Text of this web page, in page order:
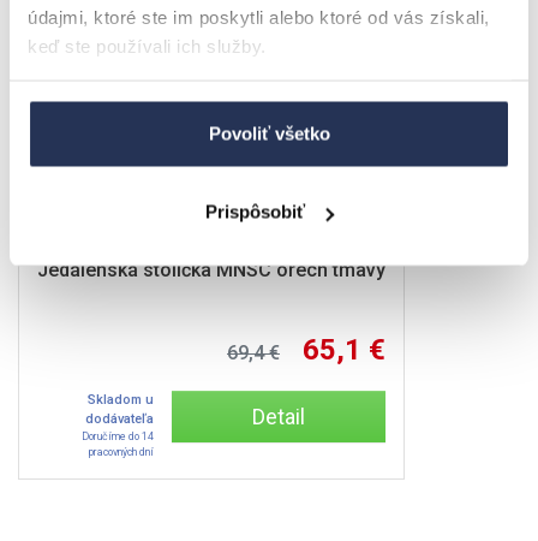
údajmi, ktoré ste im poskytli alebo ktoré od vás získali,
keď ste používali ich služby.
Povoliť všetko
Prispôsobiť
Jedálenská stolička MNSC orech tmavý
69,4 € 65,1 €
Skladom u
dodávateľa
Doručíme do 14
pracovných dní
Detail